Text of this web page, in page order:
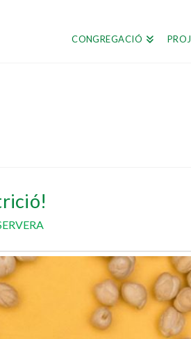
CONGREGACIÓ